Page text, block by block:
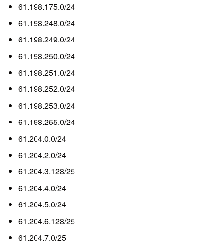
61.198.175.0/24
61.198.248.0/24
61.198.249.0/24
61.198.250.0/24
61.198.251.0/24
61.198.252.0/24
61.198.253.0/24
61.198.255.0/24
61.204.0.0/24
61.204.2.0/24
61.204.3.128/25
61.204.4.0/24
61.204.5.0/24
61.204.6.128/25
61.204.7.0/25